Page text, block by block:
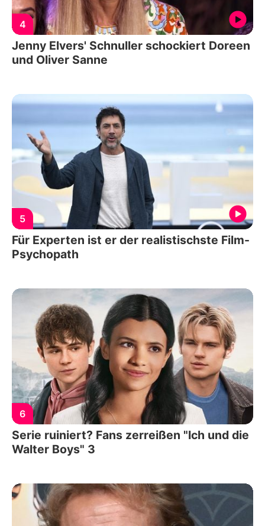
4
Jenny Elvers' Schnuller schockiert Doreen
und Oliver Sanne
5
Für Experten ist er der realistischste Film-
Psychopath
6
Serie ruiniert? Fans zerreißen "Ich und die
Walter Boys" 3